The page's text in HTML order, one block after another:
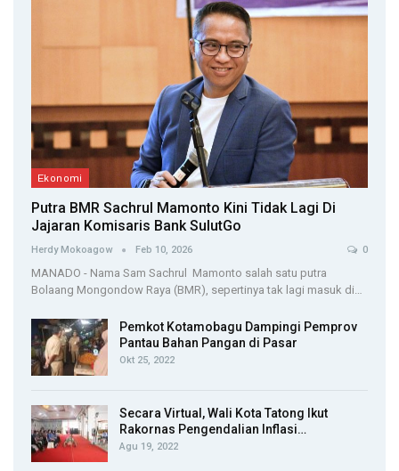
Ekonomi
Putra BMR Sachrul Mamonto Kini Tidak Lagi Di
Jajaran Komisaris Bank SulutGo
Herdy Mokoagow Feb 10, 2026 0
MANADO - Nama Sam Sachrul Mamonto salah satu putra
Bolaang Mongondow Raya (BMR), sepertinya tak lagi masuk di…
Pemkot Kotamobagu Dampingi Pemprov
Pantau Bahan Pangan di Pasar
Okt 25, 2022
Secara Virtual, Wali Kota Tatong Ikut
Rakornas Pengendalian Inflasi…
Agu 19, 2022